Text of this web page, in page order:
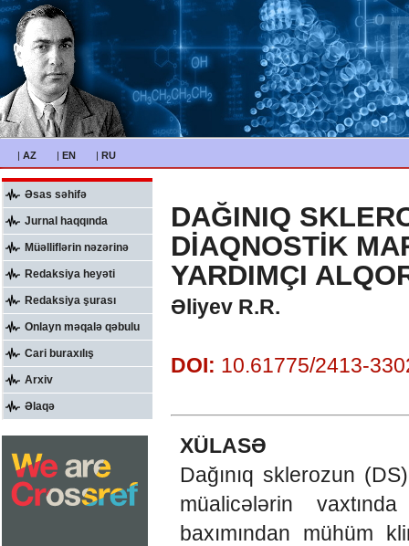
| AZ | EN | RU
Əsas səhifə
Jurnal haqqında
Müəlliflərin nəzərinə
Redaksiya heyəti
Redaksiya şurası
Onlayn məqalə qəbulu
Cari buraxılış
Arxiv
Əlaqə
DAĞINIQ
DİAQNOSTİK
YARDIMÇI
Əliyev R.R.
DOI: 10.61775/2413-
XÜLASƏ
Dağınıq sklerozun
müalicələrin
baxımından mühüm